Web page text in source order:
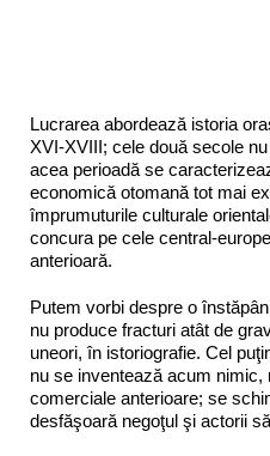
Lucrarea abordează istoria
XVI-XVIII; cele două secole
acea perioadă se
economică otomană tot mai
împrumuturile culturale
concura pe cele central-
anterioară.
Putem vorbi despre o
nu produce fracturi atât de
uneori, în istoriografie. Cel
nu se inventează acum nimic,
comerciale anterioare; se
desfăşoară negoţul şi actorii